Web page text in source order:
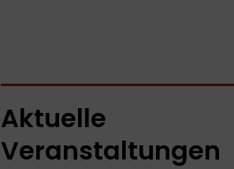
Aktuelle
Veranstaltungen